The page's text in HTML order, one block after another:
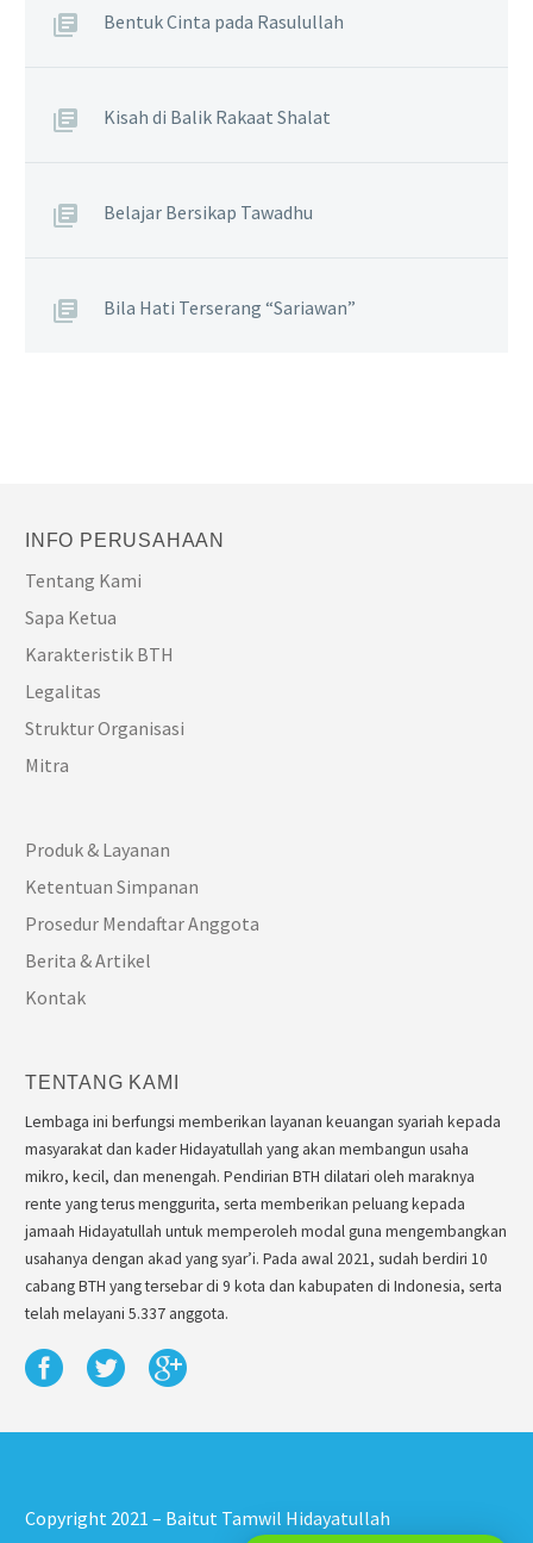
Bentuk Cinta pada Rasulullah
Kisah di Balik Rakaat Shalat
Belajar Bersikap Tawadhu
Bila Hati Terserang “Sariawan”
INFO PERUSAHAAN
Tentang Kami
Sapa Ketua
Karakteristik BTH
Legalitas
Struktur Organisasi
Mitra
Produk & Layanan
Ketentuan Simpanan
Prosedur Mendaftar Anggota
Berita & Artikel
Kontak
TENTANG KAMI
Lembaga ini berfungsi memberikan layanan keuangan syariah kepada
masyarakat dan kader Hidayatullah yang akan membangun usaha
mikro, kecil, dan menengah. Pendirian BTH dilatari oleh maraknya
rente yang terus menggurita, serta memberikan peluang kepada
jamaah Hidayatullah untuk memperoleh modal guna mengembangkan
usahanya dengan akad yang syar’i. Pada awal 2021, sudah berdiri 10
cabang BTH yang tersebar di 9 kota dan kabupaten di Indonesia, serta
telah melayani 5.337 anggota.
Copyright 2021 – Baitut Tamwil Hidayatullah